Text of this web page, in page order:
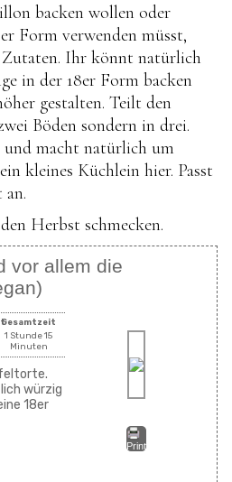
backen wollen oder
Form verwenden müsst,
Ihr könnt natürlich
in der 18er Form backen
gestalten. Teilt den
Böden sondern in drei.
und macht natürlich um
kleines Küchlein hier. Passt
Herbst schmecken.
vor allem die
Print
Gesamtzeit
1 Stunde 15
Minuten
würzig
18er